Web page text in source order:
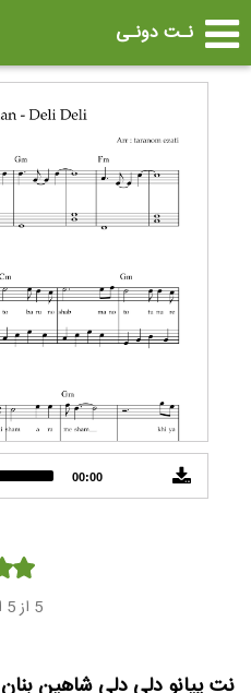
نـت دونـی
Audio
Player
00:00
5 از 5 امتیاز
نت پیانو دلی دلی شاهین بنان